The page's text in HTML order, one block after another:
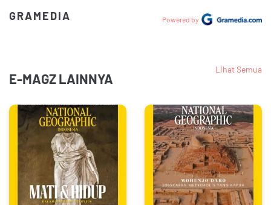
GRAMEDIA Powered by
E-MAGZ LAINNYA
Lihat Semua